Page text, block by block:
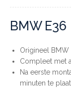
BMW E36
Origineel BMW
Compleet met
Na eerste
minuten te